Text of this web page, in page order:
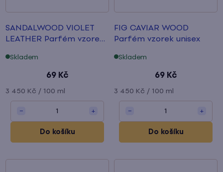
SANDALWOOD VIOLET
LEATHER Parfém vzorek
Skladem
69 Kč
Měrná
cena:
3 450 Kč / 100 ml
− 1 +
Do košíku
FIG CAVIAR WOOD
Parfém vzorek unisex
Skladem
69 Kč
Měrná
cena:
3 450 Kč / 100 ml
− 1 +
Do košíku